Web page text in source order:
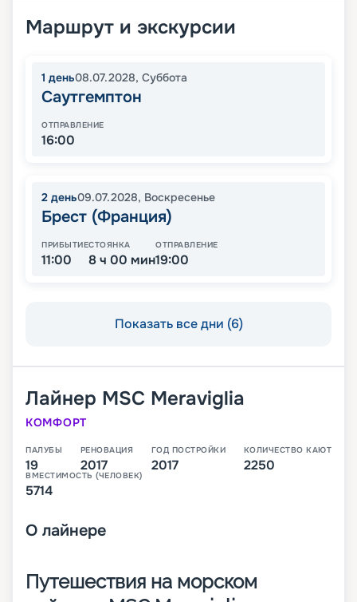
Маршрут и экскурсии
1 день08.07.2028, Суббота
Саутгемптон
ОТПРАВЛЕНИЕ
16:00
2 день09.07.2028, Воскресенье
Брест (Франция)
ПРИБЫТИЕ
11:00
СТОЯНКА
8 ч 00 мин
ОТПРАВЛЕНИЕ
19:00
Показать все дни (6)
Лайнер MSC Meraviglia
КОМФОРТ
ПАЛУБЫ
19
РЕНОВАЦИЯ
2017
ГОД ПОСТРОЙКИ
2017
КОЛИЧЕСТВО КАЮТ
2250
ВМЕСТИМОСТЬ (ЧЕЛОВЕК)
5714
О лайнере
Путешествия на морском